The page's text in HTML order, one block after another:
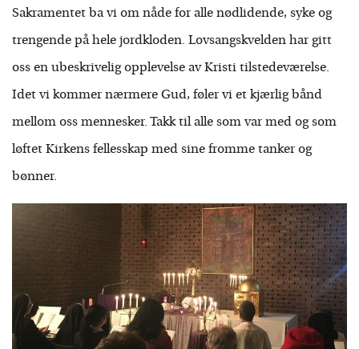
Sakramentet ba vi om nåde for alle nødlidende, syke og
trengende på hele jordkloden. Lovsangskvelden har gitt
oss en ubeskrivelig opplevelse av Kristi tilstedeværelse.
Idet vi kommer nærmere Gud, føler vi et kjærlig bånd
mellom oss mennesker. Takk til alle som var med og som
løftet Kirkens fellesskap med sine fromme tanker og
bønner.